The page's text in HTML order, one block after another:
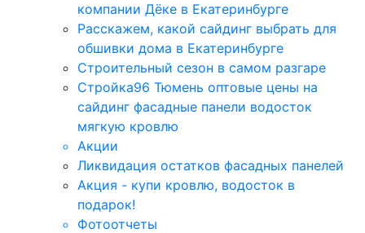
компании Дёке в Екатеринбурге
Расскажем, какой сайдинг выбрать для
обшивки дома в Екатеринбурге
Строительный сезон в самом разгаре
Стройка96 Тюмень оптовые цены на
сайдинг фасадные панели водосток
мягкую кровлю
Акции
Ликвидация остатков фасадных панелей
Акция - купи кровлю, водосток в
подарок!
Фотоотчеты